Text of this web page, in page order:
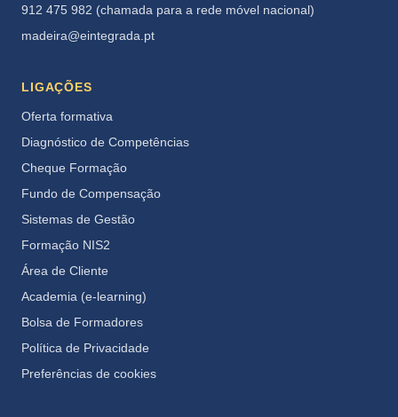
912 475 982 (chamada para a rede móvel nacional)
madeira@eintegrada.pt
LIGAÇÕES
Oferta formativa
Diagnóstico de Competências
Cheque Formação
Fundo de Compensação
Sistemas de Gestão
Formação NIS2
Área de Cliente
Academia (e-learning)
Bolsa de Formadores
Política de Privacidade
Preferências de cookies